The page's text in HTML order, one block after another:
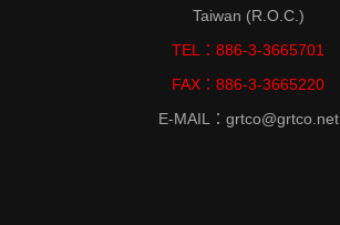
Taiwan (R.O.C.)
TEL：886-3-3665701
FAX：886-3-3665220
E-MAIL：grtco@grtco.net